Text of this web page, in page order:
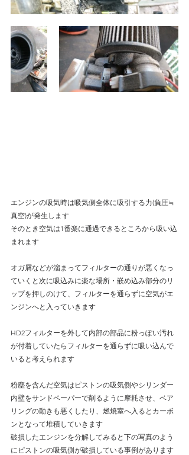
エンジンの吸気時は吸気側全体に吸引する力(負圧≒
真空)が発生します
そのとき空気は1番楽に通過できるところから吸い込
まれます
オガ屑などが溜まってフィルターの通りが悪くなっ
ていくと次に吸込みに楽な場所・嵌め込み部分のリ
ップを押しのけて、フィルターを通らずに空気がエ
ンジンへと入っていきます
HD2フィルターを外して内部の部品に粉っぽい汚れ
が付着していたらフィルターを通らずに吸い込んで
いると考えられます
粉塵を含んだ空気はピストンの吸気側やシリンダー
内壁をサンドペーパーで削るように摩耗させ、ベア
リングの動きも悪くしたり、燃焼室へ入るとカーボ
ンとなって堆積していきます
破損したエンジンを分解してみると下の写真のよう
にピストンの吸気側が破損している事例があります